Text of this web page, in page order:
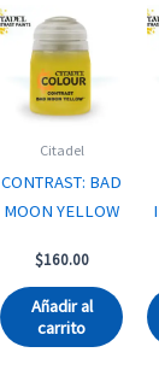
Citadel
CONTRAST: BAD
MOON YELLOW
$160.00
Añadir al
carrito